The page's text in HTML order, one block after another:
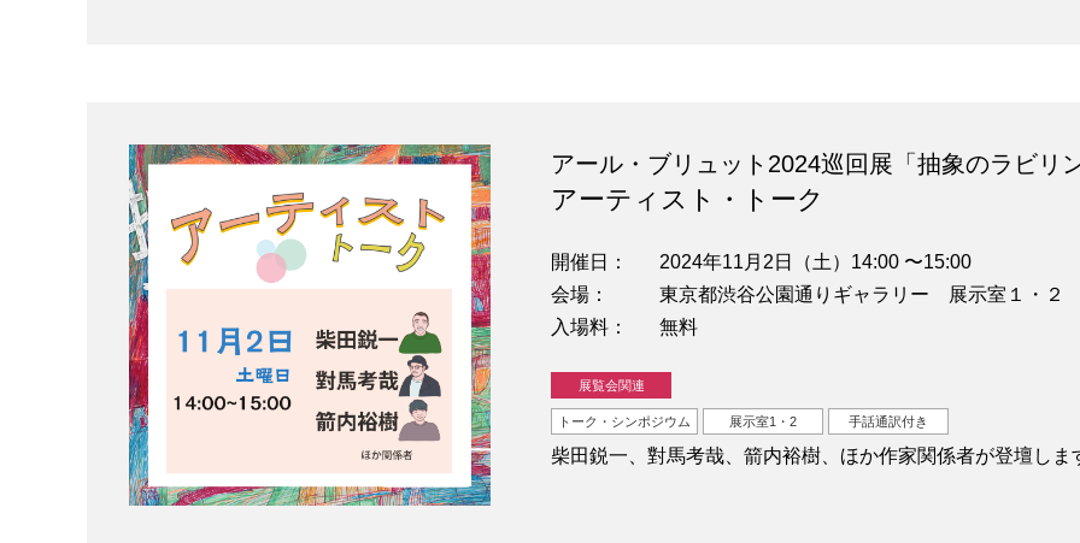
アール・ブリュット2024巡回展「抽象のラビリ
アーティスト・トーク
開催日
2024年11月2日（土）14:00 〜15:00
会場
東京都渋谷公園通りギャラリー 展示室１・２
入場料
無料
展覧会関連
トーク・シンポジウム 展示室1・2 手話通訳付き
柴田鋭一、對馬考哉、箭内裕樹、ほか作家関係者が登壇しま